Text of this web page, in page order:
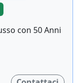
con 50 Anni